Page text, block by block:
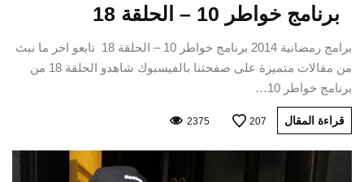
برنامج خواطر 10 – الحلقة 18
برامج رمضانية 2014 برنامج خواطر 10 – الحلقة 18 تابعو اخر ما نبث
من مقالات متميزة على صفحتنا بالفيسبوك شاهدو الحلقة 18 من
برنامج خواطر 10…
قراءة المقال 207
2375